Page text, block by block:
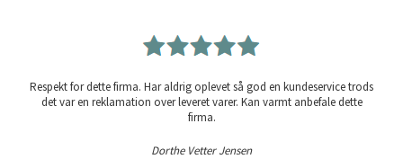
Respekt for dette firma. Har aldrig oplevet så god en kundeservice trods
det var en reklamation over leveret varer. Kan varmt anbefale dette
firma.
Dorthe Vetter Jensen